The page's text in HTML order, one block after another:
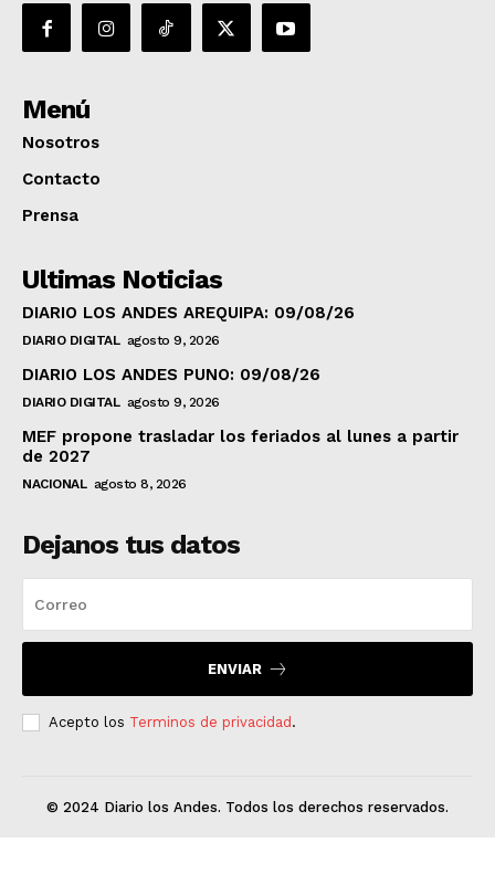
Menú
Nosotros
Contacto
Prensa
Ultimas Noticias
DIARIO LOS ANDES AREQUIPA: 09/08/26
DIARIO DIGITAL agosto 9, 2026
DIARIO LOS ANDES PUNO: 09/08/26
DIARIO DIGITAL agosto 9, 2026
MEF propone trasladar los feriados al lunes a partir
de 2027
NACIONAL agosto 8, 2026
Dejanos tus datos
ENVIAR
Acepto los Terminos de privacidad .
© 2024 Diario los Andes. Todos los derechos reservados.